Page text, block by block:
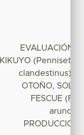
EVALUACIÓN
KIKUYO
clandestinus)
OTOÑO, SOLO
FESCUE
PRODUCCIÓN